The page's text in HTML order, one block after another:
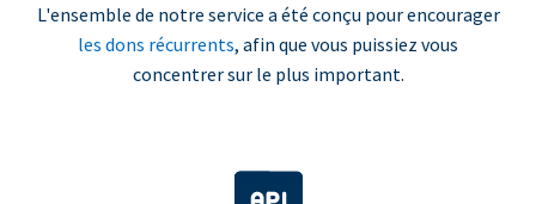
L'ensemble de notre service a été conçu pour encourager
les dons récurrents, afin que vous puissiez vous
concentrer sur le plus important.